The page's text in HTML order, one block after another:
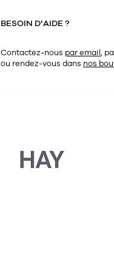
BESOIN D’AIDE ?
Contactez-nous par email,
ou rendez-vous dans nos